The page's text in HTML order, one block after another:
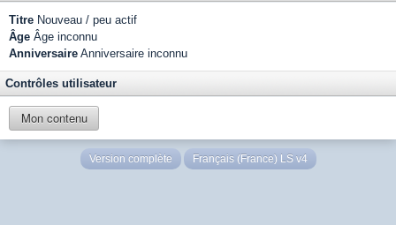
Titre Nouveau / peu actif
Âge Âge inconnu
Anniversaire Anniversaire inconnu
Contrôles utilisateur
Mon contenu
Version complète Français (France) LS v4